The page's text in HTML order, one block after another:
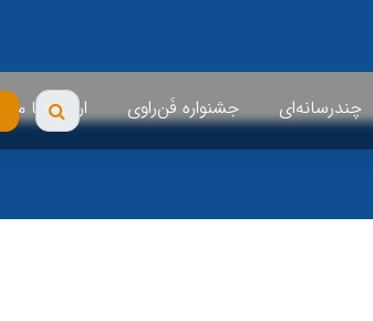
چندرسانه‌ای جشنواره فَن‌راوی ارتباط با ما